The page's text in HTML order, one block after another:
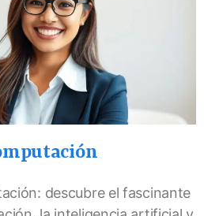
descubre el fascinante